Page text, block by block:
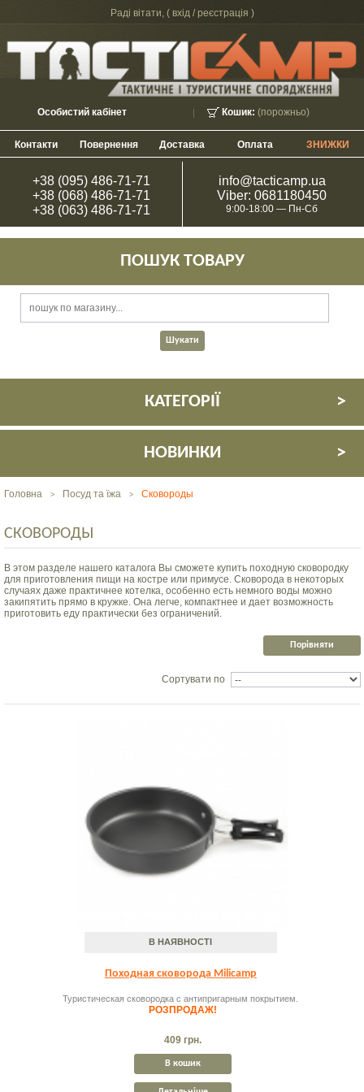
Раді вітати, ( вхід / реєстрація )
Кошик: (порожньо)
Особистий кабінет
Контакти Повернення Доставка Оплата ЗНИЖКИ
+38 (095) 486-71-71
+38 (068) 486-71-71
+38 (063) 486-71-71
info@tacticamp.ua
Viber: 0681180450
9:00-18:00 — Пн-Сб
ПОШУК ТОВАРУ
КАТЕГОРІЇ
НОВИНКИ
Головна > Посуд та їжа > Сковороды
СКОВОРОДЫ
В этом разделе нашего каталога Вы сможете купить походную сковородку
для приготовления пищи на костре или примусе. Сковорода в некоторых
случаях даже практичнее котелка, особенно есть немного воды можно
закипятить прямо в кружке. Она легче, компактнее и дает возможность
приготовить еду практически без ограничений.
Сортувати по
В НАЯВНОСТІ
Походная сковорода Milicamp
Туристическая сковородка с антипригарным покрытием.
РОЗПРОДАЖ!
409 грн.
В кошик